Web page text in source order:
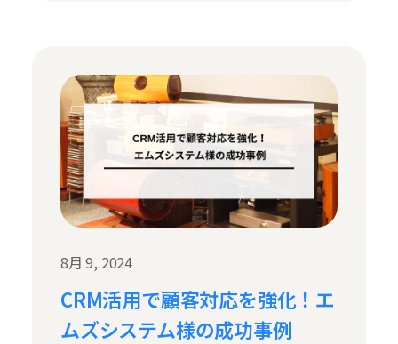
8月 9, 2024
CRM活用で顧客対応を強化！エ
ムズシステム様の成功事例